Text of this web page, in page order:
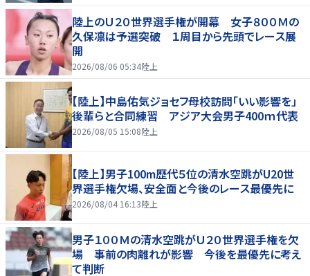
陸上のＵ２０世界選手権が開幕 女子８００Ｍの
久保凛は予選突破 １周目から先頭でレース展
開
2026/08/06 05:34陸上
【陸上】中島佑気ジョセフ母校訪問「いい影響を」
後輩らと合同練習 アジア大会男子400ｍ代表
2026/08/05 15:08陸上
【陸上】男子100m歴代５位の清水空跳がU20世
界選手権欠場、安全面と今後のレース最優先に
2026/08/04 16:13陸上
男子１００Ｍの清水空跳がＵ２０世界選手権を欠
場 事前の肉離れが影響 今後を最優先に考え
て判断